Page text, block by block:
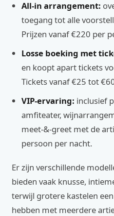
All‑in arrangement:
toegang tot alle
Prijzen vanaf €220 per
Losse boeking met
en koopt apart tickets
Tickets vanaf €25 tot
VIP‑ervaring: inclusief
amfiteater,
meet‑&‑greet met de
persoon per nacht.
Er zijn verschillende
bieden vaak knusse,
terwijl grotere kastelen
hebben met meerdere